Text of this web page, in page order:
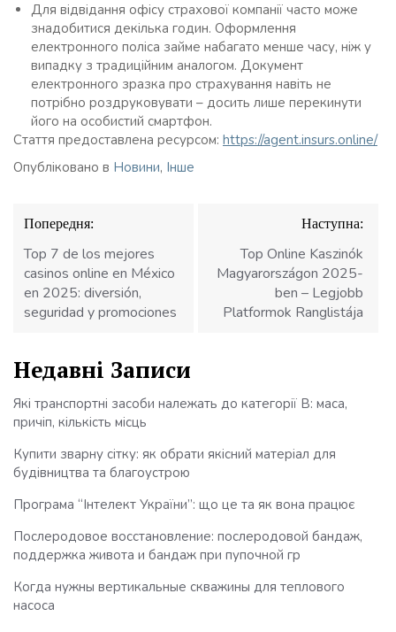
Для відвідання офісу страхової компанії часто може
знадобитися декілька годин. Оформлення
електронного поліса займе набагато менше часу, ніж у
випадку з традиційним аналогом. Документ
електронного зразка про страхування навіть не
потрібно роздруковувати – досить лише перекинути
його на особистий смартфон.
Стаття предоставлена ресурсом: https://agent.insurs.online/
Опубліковано в Новини, Інше
Навігація
записів
Попередня:
Top 7 de los mejores
casinos online en México
en 2025: diversión,
seguridad y promociones
Наступна:
Top Online Kaszinók
Magyarországon 2025-
ben – Legjobb
Platformok Ranglistája
Недавні Записи
Які транспортні засоби належать до категорії B: маса,
причіп, кількість місць
Купити зварну сітку: як обрати якісний матеріал для
будівництва та благоустрою
Програма “Інтелект України”: що це та як вона працює
Послеродовое восстановление: послеродовой бандаж,
поддержка живота и бандаж при пупочной гр
Когда нужны вертикальные скважины для теплового
насоса